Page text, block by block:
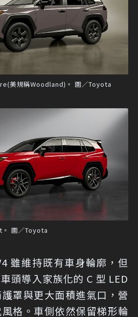
美規稱Woodland)。 圖／Toyota
圖／Toyota
雖維持既有車身輪廓，但
頭導入家族化的 C 型 LED
罩與更大面積進氣口，營
格。車側依然保留梯形輪